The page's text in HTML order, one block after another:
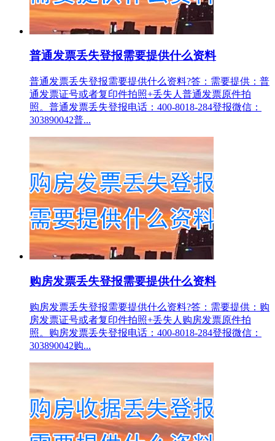
普通发票丢失登报需要提供什么资料
普通发票丢失登报需要提供什么资料?答：需要提供：普
通发票证号或者复印件拍照+丢失人普通发票原件拍
照。普通发票丢失登报电话：400-8018-284登报微信：
303890042普...
购房发票丢失登报需要提供什么资料
购房发票丢失登报需要提供什么资料?答：需要提供：购
房发票证号或者复印件拍照+丢失人购房发票原件拍
照。购房发票丢失登报电话：400-8018-284登报微信：
303890042购...